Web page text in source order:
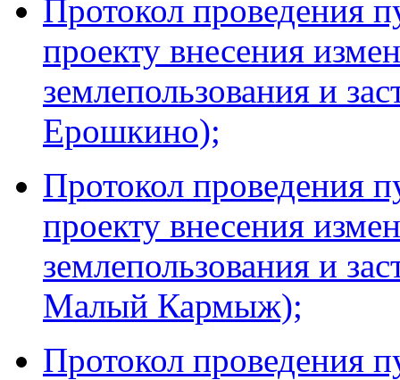
Протокол проведения
проекту внесения
землепользования и
Ерошкино);
Протокол проведения
проекту внесения
землепользования и
Малый Кармыж);
Протокол проведения